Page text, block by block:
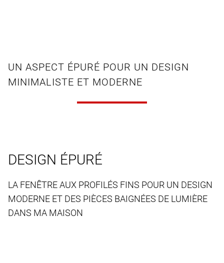
UN ASPECT ÉPURÉ POUR UN DESIGN
MINIMALISTE ET MODERNE
DESIGN ÉPURÉ
LA FENÊTRE AUX PROFILÉS FINS POUR UN DESIGN
MODERNE ET DES PIÈCES BAIGNÉES DE LUMIÈRE
DANS MA MAISON